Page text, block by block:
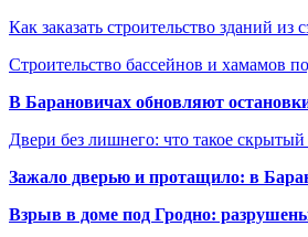
Как заказать строительство зданий
Строительство бассейнов и хамамов
В Барановичах обновляют
Двери без лишнего: что такое
Зажало дверью и протащило: в
Взрыв в доме под Гродно: